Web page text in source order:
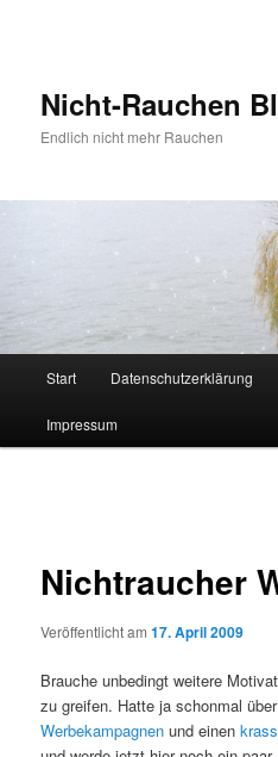
Nicht-Rauchen
Endlich nicht mehr Rauchen
Start Datenschutzerklärung
Impressum
Nichtraucher
Veröffentlicht am17. April 2009
Brauche unbedingt weitere
zu greifen. Hatte ja schonmal
Werbekampagnen und einen